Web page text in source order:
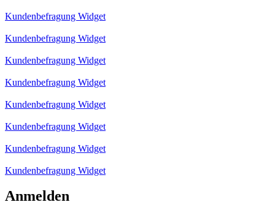
Kundenbefragung Widget
Kundenbefragung Widget
Kundenbefragung Widget
Kundenbefragung Widget
Kundenbefragung Widget
Kundenbefragung Widget
Kundenbefragung Widget
Kundenbefragung Widget
Anmelden